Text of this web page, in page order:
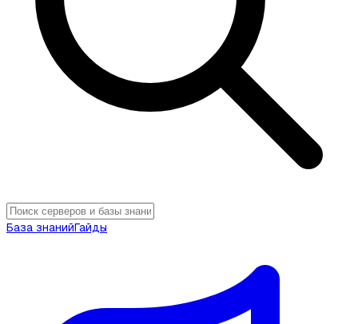
База знанийГайды